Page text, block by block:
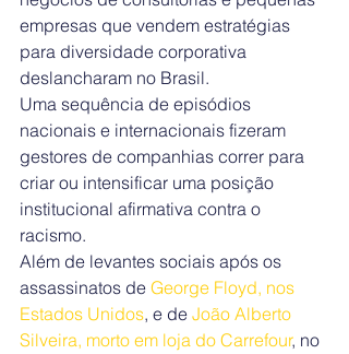
empresas que vendem estratégias
para diversidade corporativa
deslancharam no Brasil.
Uma sequência de episódios
nacionais e internacionais fizeram
gestores de companhias correr para
criar ou intensificar uma posição
institucional afirmativa contra o
racismo.
Além de levantes sociais após os
assassinatos de George Floyd, nos
Estados Unidos, e de João Alberto
Silveira, morto em loja do Carrefour, no